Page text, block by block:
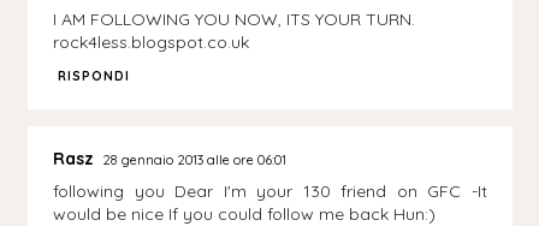
I AM FOLLOWING YOU NOW, ITS YOUR TURN.
rock4less.blogspot.co.uk
RISPONDI
Rasz 28 gennaio 2013 alle ore 06:01
following you Dear I'm your 130 friend on GFC -It
would be nice If you could follow me back Hun:)